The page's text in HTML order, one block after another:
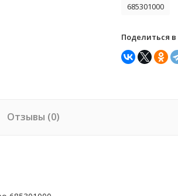
685301000
Поделиться в
Отзывы (0)